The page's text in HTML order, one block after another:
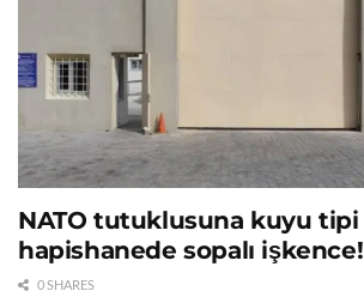
NATO tutuklusuna kuyu tipi
hapishanede sopalı işkence!
0 SHARES